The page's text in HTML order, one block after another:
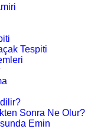
Tespiti
Sonra Ne Olur?
Emin